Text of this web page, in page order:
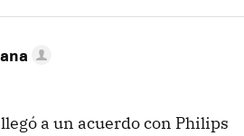
a un acuerdo con Philips